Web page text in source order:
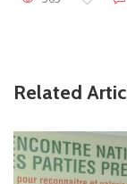
Related